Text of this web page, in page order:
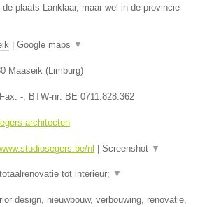
plaats Lanklaar, maar wel in de provincie
Google maps ▼
Maaseik (Limburg)
-, BTW-nr: BE 0711.828.362
architecten
nl Screenshot ▼
tot interieur; ▼
design, nieuwbouw, verbouwing, renovatie,